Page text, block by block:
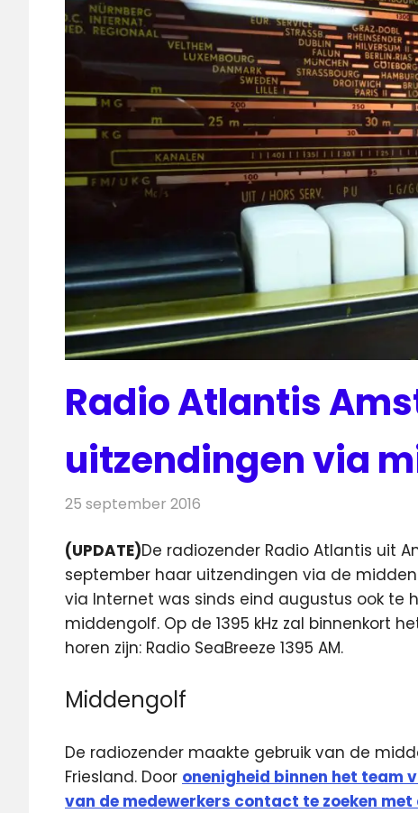
Radio Atlantis
uitzendingen via
25 september 2016
(UPDATE)De radiozender Radio Atlantis uit
september haar uitzendingen via de
via Internet was sinds eind augustus ook te
middengolf. Op de 1395 kHz zal binnenkort
horen zijn: Radio SeaBreeze 1395 AM.
Middengolf
De radiozender maakte gebruik van de
Friesland. Door onenigheid binnen het team
van de medewerkers contact te zoeken